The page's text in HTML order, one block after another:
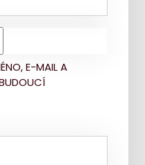
E-MAIL A